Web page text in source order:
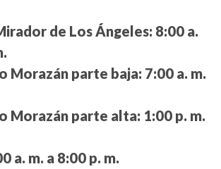
de Los Ángeles: 8:00 a.
Morazán parte baja: 7:00 a. m.
Morazán parte alta: 1:00 p. m.
a. m. a 8:00 p. m.